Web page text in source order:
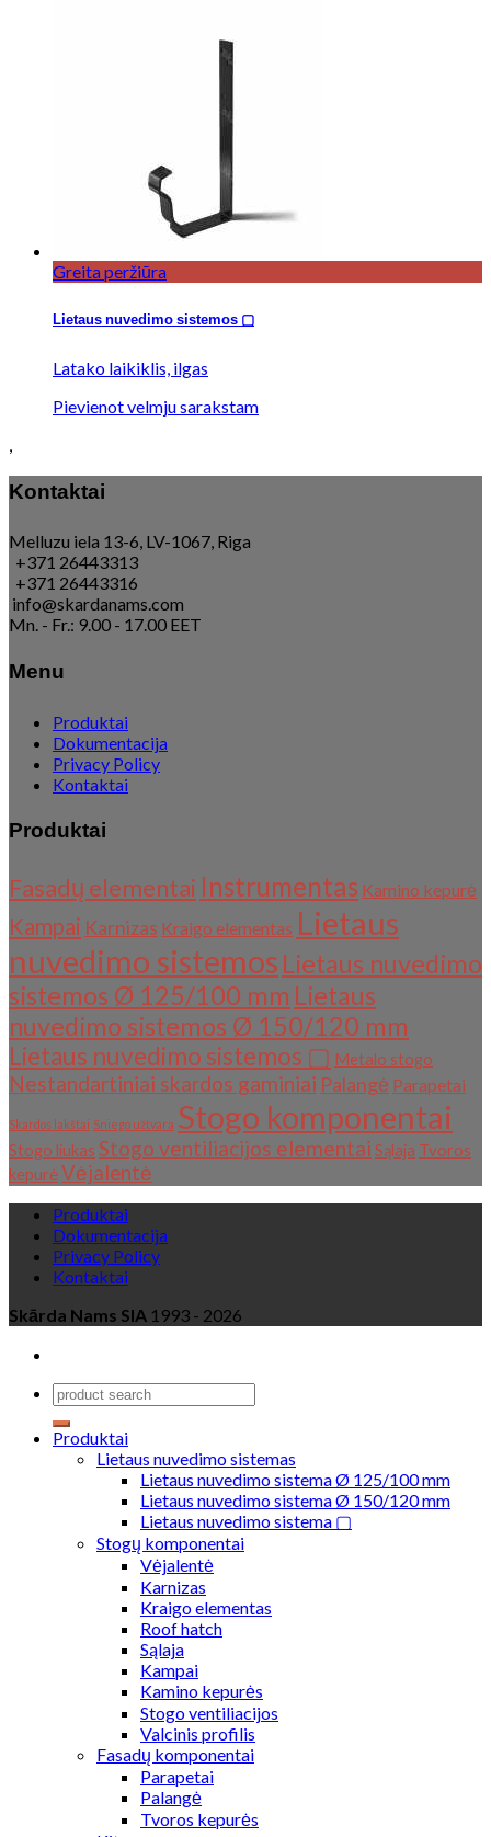
Greita peržiūra
Lietaus nuvedimo sistemos ▢
Latako laikiklis, ilgas
Pievienot velmju sarakstam
,
Kontaktai
Melluzu iela 13-6, LV-1067, Riga
+371 26443313
+371 26443316
info@skardanams.com
Mn. - Fr.: 9.00 - 17.00 EET
Menu
Produktai
Dokumentacija
Privacy Policy
Kontaktai
Produktai
Fasadų elementai Instrumentas Kamino kepurė
Kampai Karnizas Kraigo elementas Lietaus
nuvedimo sistemos Lietaus nuvedimo
sistemos Ø 125/100 mm Lietaus
nuvedimo sistemos Ø 150/120 mm
Lietaus nuvedimo sistemos ▢ Metalo stogo
Nestandartiniai skardos gaminiai Palangė Parapetai
Skardos lakštai Sniego užtvara Stogo komponentai
Stogo liukas Stogo ventiliacijos elementai Sąlaja Tvoros
kepurėVėjalentė
Produktai
Dokumentacija
Privacy Policy
Kontaktai
Skārda Nams SIA 1993 - 2026
Produktai
Lietaus nuvedimo sistemas
Lietaus nuvedimo sistema Ø 125/100 mm
Lietaus nuvedimo sistema Ø 150/120 mm
Lietaus nuvedimo sistema ▢
Stogų komponentai
Vėjalentė
Karnizas
Kraigo elementas
Roof hatch
Sąlaja
Kampai
Kamino kepurės
Stogo ventiliacijos
Valcinis profilis
Fasadų komponentai
Parapetai
Palangė
Tvoros kepurės